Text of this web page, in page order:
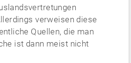
verweisen diese
Quellen, die man
ist dann meist nicht